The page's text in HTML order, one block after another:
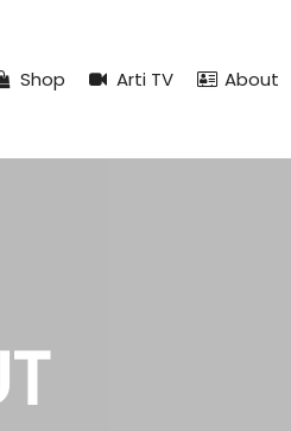
Shop Arti TV About